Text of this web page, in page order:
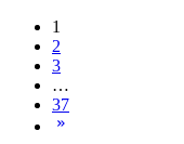
1
2
3
…
37